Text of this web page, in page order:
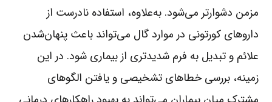
مزمن دشوارتر می‌شود. به‌علاوه، استفاده نادرست از
داروهای کورتونی در موارد گال می‌تواند باعث پنهان‌شدن
علائم و تبدیل به فرم شدیدتری از بیماری شود. در این
زمینه، بررسی خطاهای تشخیصی و یافتن الگوهای